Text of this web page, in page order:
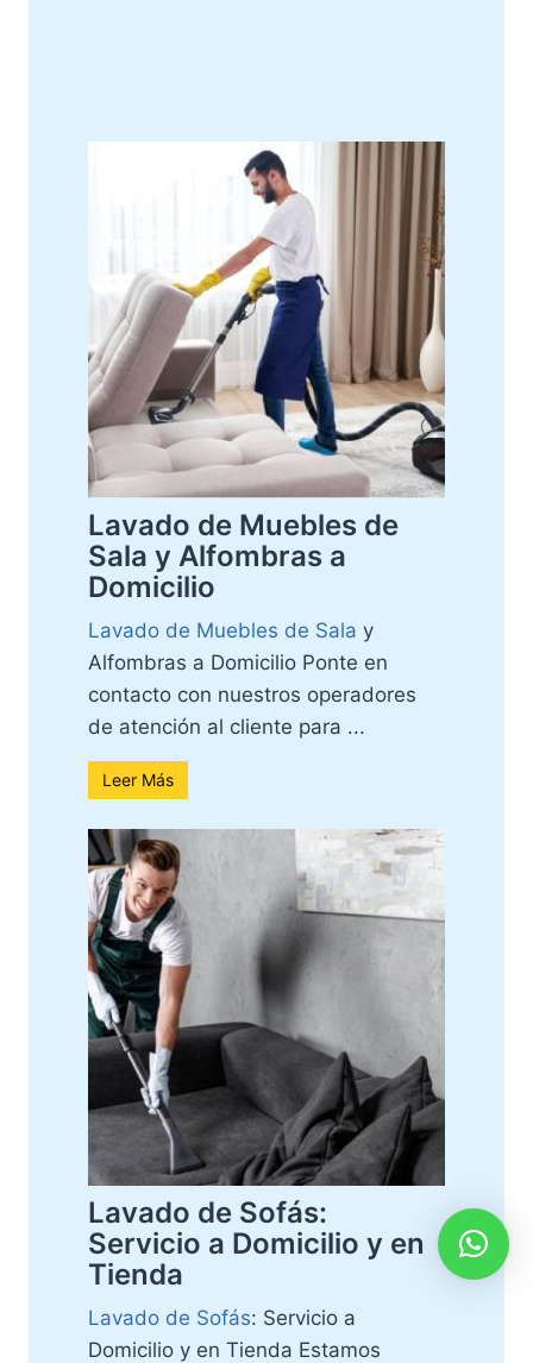
Lavado de Muebles de
Sala y Alfombras a
Domicilio
Lavado de Muebles de Sala y
Alfombras a Domicilio Ponte en
contacto con nuestros operadores
de atención al cliente para ...
Leer Más
Lavado de Sofás:
Servicio a Domicilio y en
Tienda
Lavado de Sofás: Servicio a
Domicilio y en Tienda Estamos